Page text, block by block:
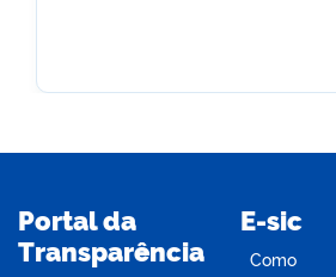
Portal da
Transparência
E-sic
Como